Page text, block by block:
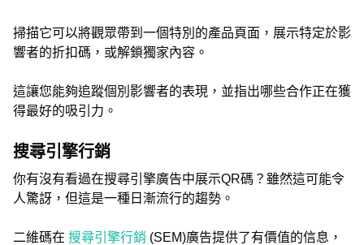
掃描它可以將觀眾帶到一個特別的產品頁面，展示特定於影
響者的折扣碼，或解鎖獨家內容。
這讓您能夠追蹤個別影響者的表現，並指出哪些合作正在獲
得最好的吸引力。
搜尋引擎行銷
你有沒有看過在搜尋引擎廣告中展示QR碼？雖然這可能令
人驚訝，但這是一種日漸流行的趨勢。
二維碼在 搜尋引擎行銷 (SEM)廣告提供了有價值的信息，